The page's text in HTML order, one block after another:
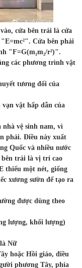
cửa bên trái là cửa
Cửa bên phải
"F=G(m₁m₂/r²)".
các phương trình vật
tương đối của
vật hấp dẫn của
vệ sinh nam, vì
phải. Điều này xuất
Quốc và nhiều nước
trái là vị trí cao
thiếu một nét, giống
xương sườn để tạo ra
được dùng theo
lượng, khối lượng)
Nữ
hoặc Hồi giáo, điều
phương Tây, phía